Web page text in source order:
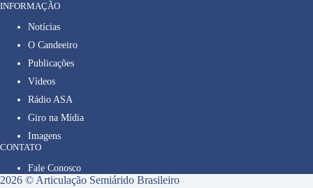
INFORMAÇÃO
Notícias
O Candeeiro
Publicações
Vídeos
Rádio ASA
Giro na Mídia
Imagens
CONTATO
Fale Conosco
2026 © Articulação Semiárido Brasileiro